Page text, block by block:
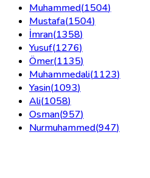
Muhammed(1504)
Mustafa(1504)
İmran(1358)
Yusuf(1276)
Ömer(1135)
Muhammedali(1123)
Yasin(1093)
Ali(1058)
Osman(957)
Nurmuhammed(947)